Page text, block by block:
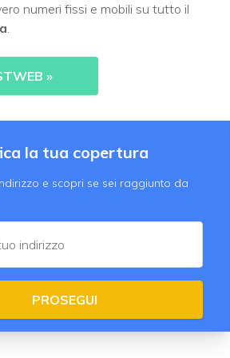
numeri fissi e mobili su tutto il
.
»
la tua copertura
e scopri se sei raggiunto da
PROSEGUI